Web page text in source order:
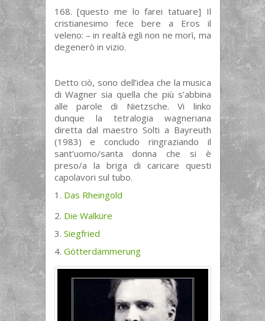
168. [questo me lo farei tatuare] Il
cristianesimo fece bere a Eros il
veleno: – in realtà egli non ne morì, ma
degenerò in vizio.
Detto ciò, sono dell’idea che la musica
di Wagner sia quella che più s’abbina
alle parole di Nietzsche. Vi linko
dunque la tetralogia wagneriana
diretta dal maestro Solti a Bayreuth
(1983) e concludo ringraziando il
sant’uomo/santa donna che si è
preso/a la briga di caricare questi
capolavori sul tubo.
1. Das Rheingold
2. Die Walküre
3. Siegfried
4. Götterdämmerung